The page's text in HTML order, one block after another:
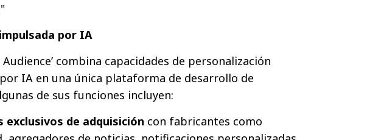
por IA
combina capacidades de personalización
IA en una única plataforma de desarrollo de
de sus funciones incluyen:
exclusivos de adquisición con fabricantes como